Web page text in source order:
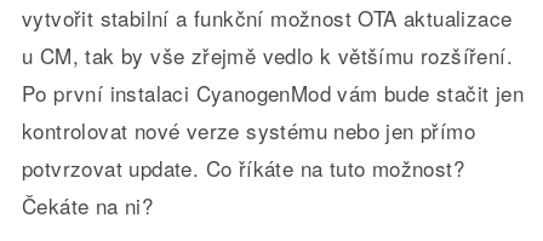
vytvořit stabilní a funkční možnost OTA aktualizace
u CM, tak by vše zřejmě vedlo k většímu rozšíření.
Po první instalaci CyanogenMod vám bude stačit jen
kontrolovat nové verze systému nebo jen přímo
potvrzovat update. Co říkáte na tuto možnost?
Čekáte na ni?